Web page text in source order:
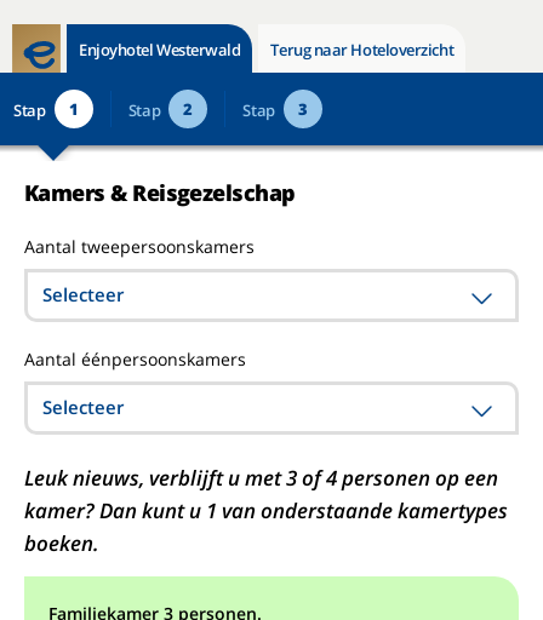
Enjoyhotel Westerwald Terug naar Hoteloverzicht
Stap 1 Stap 2 Stap 3
Kamers & Reisgezelschap
Aantal tweepersoonskamers
Selecteer
Aantal éénpersoonskamers
Selecteer
Leuk nieuws, verblijft u met 3 of 4 personen op een
kamer? Dan kunt u 1 van onderstaande kamertypes
boeken.
Familiekamer 3 personen.